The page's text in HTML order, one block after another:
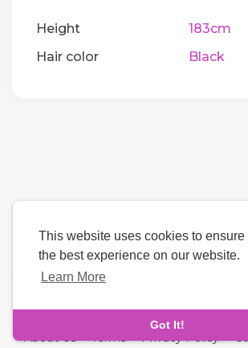
This website uses cookies to ensure
the best experience on our website.
Learn More
Got It!
Height
183cm
Hair color
Black
About Us-Terms-Privacy Policy-